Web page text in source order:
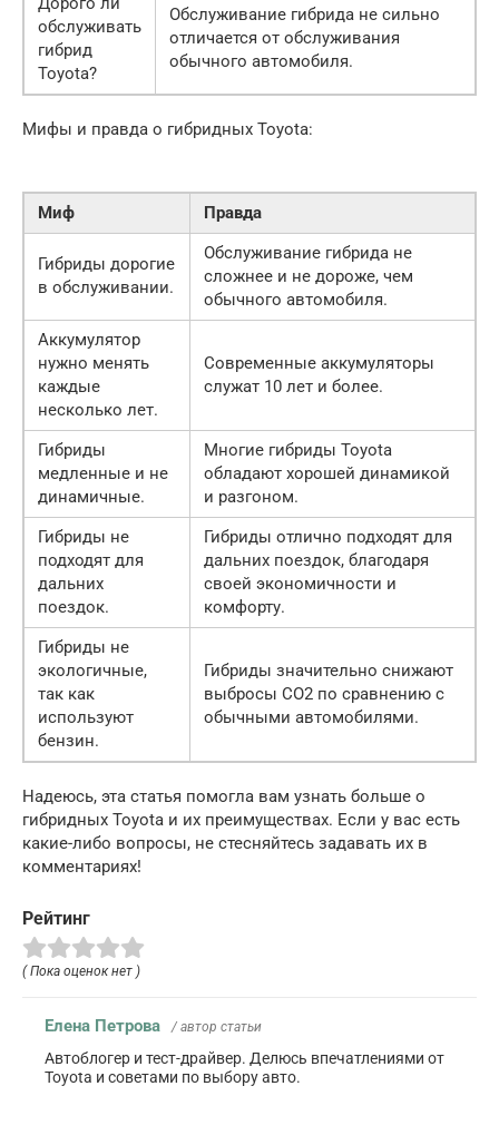
обслуживать
гибрид
Toyota?
Обслуживание гибрида не сильно
отличается от обслуживания
обычного автомобиля.
Мифы и правда о гибридных Toyota:
Миф Правда
Гибриды дорогие
в обслуживании.
Обслуживание гибрида не
сложнее и не дороже, чем
обычного автомобиля.
Аккумулятор
нужно менять
каждые
несколько лет.
Современные аккумуляторы
служат 10 лет и более.
Гибриды
медленные и не
динамичные.
Многие гибриды Toyota
обладают хорошей динамикой
и разгоном.
Гибриды не
подходят для
дальних
поездок.
Гибриды отлично подходят для
дальних поездок, благодаря
своей экономичности и
комфорту.
Гибриды не
экологичные,
так как
используют
бензин.
Гибриды значительно снижают
выбросы CO2 по сравнению с
обычными автомобилями.
Надеюсь, эта статья помогла вам узнать больше о
гибридных Toyota и их преимуществах. Если у вас есть
какие-либо вопросы, не стесняйтесь задавать их в
комментариях!
Рейтинг
( Пока оценок нет )
Елена Петрова / автор статьи
Автоблогер и тест-драйвер. Делюсь впечатлениями от
Toyota и советами по выбору авто.